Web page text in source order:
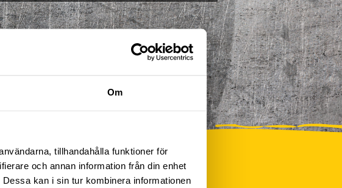
Om
tillhandahålla funktioner för
och annan information från din enhet
kan i sin tur kombinera informationen